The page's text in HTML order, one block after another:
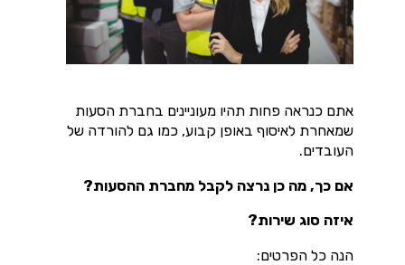
אתם כנראה פחות תהיו מעוניינים בחברת הסעות
שמאחרת לאיסוף באופן קבוע, כמו גם להורדה של
העובדים.
אם כך, מה כן נרצה לקבל מחברת ההסעות?
איזה סוג שירות?
הנה כל הפרטים: